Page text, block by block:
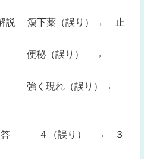
解説 瀉下薬（誤り）→ 止
り） →
誤り）→
解答 ４（誤り） → ３